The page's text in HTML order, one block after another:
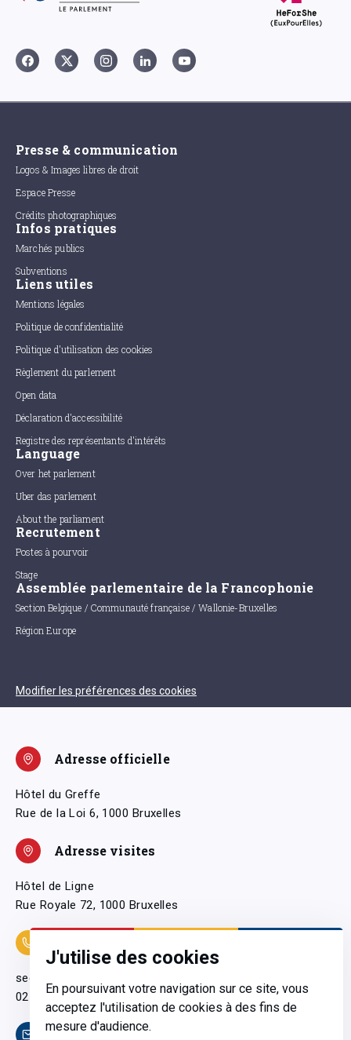
J'utilise des cookies
En poursuivant votre navigation sur ce site, vous
acceptez l'utilisation de cookies à des fins de
mesure d'audience.
Presse & communication
Logos & Images libres de droit
Espace Presse
Crédits photographiques
Infos pratiques
Marchés publics
Subventions
Liens utiles
Mentions légales
Politique de confidentialité
Politique d'utilisation des cookies
Règlement du parlement
Open data
Déclaration d'accessibilité
Registre des représentants d'intérêts
Language
Over het parlement
Uber das parlement
About the parliament
Recrutement
Postes à pourvoir
Stage
Assemblée parlementaire de la Francophonie
Section Belgique / Communauté française / Wallonie-Bruxelles
Région Europe
Modifier les préférences des cookies
Adresse officielle
Hôtel du Greffe
Rue de la Loi 6, 1000 Bruxelles
Adresse visites
Hôtel de Ligne
Rue Royale 72, 1000 Bruxelles
secretariatgeneral@pfwb.be
02 506 38 11
Contact